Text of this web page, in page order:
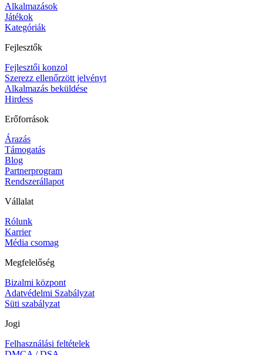
Alkalmazások
Játékok
Kategóriák
Fejlesztők
Fejlesztői konzol
Szerezz ellenőrzött jelvényt
Alkalmazás beküldése
Hirdess
Erőforrások
Árazás
Támogatás
Blog
Partnerprogram
Rendszerállapot
Vállalat
Rólunk
Karrier
Média csomag
Megfelelőség
Bizalmi központ
Adatvédelmi Szabályzat
Süti szabályzat
Jogi
Felhasználási feltételek